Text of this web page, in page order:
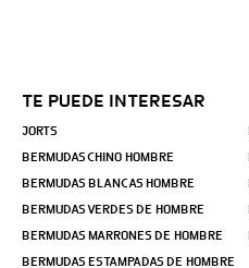
TE PUEDE INTERESAR
JORTS
BERMUDAS CHINO HOMBRE
BERMUDAS BLANCAS HOMBRE
BERMUDAS VERDES DE HOMBRE
BERMUDAS MARRONES DE HOMBRE
BERMUDAS ESTAMPADAS DE HOMBRE